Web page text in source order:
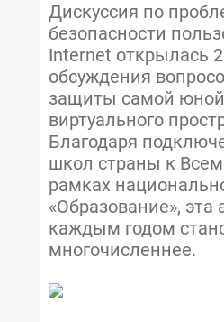
Дискуссия по
безопасности
Internet открылась
обсуждения
защиты самой юной
виртуального
Благодаря
школ страны к
рамках
«Образование», эта
каждым годом
многочисленнее.